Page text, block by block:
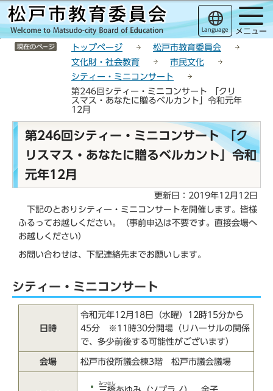
こ
の
サ
イ
このページの本文へ移動
Language メニュー
サイトメニューここまで
トップページ
松戸市教育委員会
文化財・社会教育
市民文化
シティー・ミニコンサート
第246回シティー・ミニコンサート 「クリ
スマス・あなたに贈るベルカント」令和元年
12月
本
こ
第246回シティー・ミニコンサート 「ク
リスマス・あなたに贈るベルカント」令和
元年12月
更新日：2019年12月12日
下記のとおりシティー・ミニコンサートを開催します。皆様
ふるってお越しください。（事前申込は不要です。直接会場へ
お越しください）
お問い合わせは、下記連絡先までお願いします。
シティー・ミニコンサート
日時
令和元年12月18日（水曜）12時15分から
45分 ※11時30分開場（リハーサルの関係
で、多少前後する可能性がございます）
会場 松戸市役所議会棟3階 松戸市議会議場
みつはし